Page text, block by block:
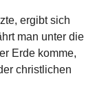
ergibt sich
man unter die
Erde komme,
christlichen